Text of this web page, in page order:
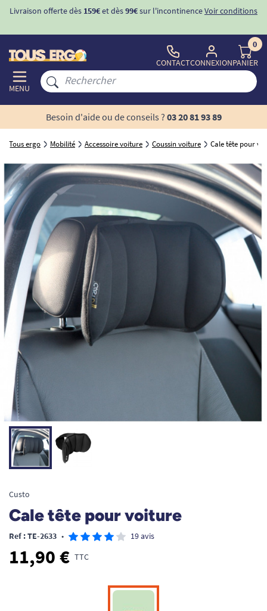
Livraison offerte dès 159€et dès99€sur l'incontinenceVoir conditions
MENU
CONTACTCONNEXION
0
PANIER
Besoin d'aide ou de conseils ? 03 20 81 93 89
Tous ergo Mobilité Accessoire voiture Coussin voiture Cale tête pour
Custo
Cale tête pour voiture
Ref : TE-2633 • 19 avis
11,90 € TTC